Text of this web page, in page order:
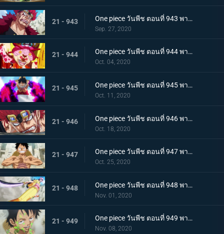
21 - 943 One piece วันพีช ตอนที่ 943 พากย์ไทย การตัดสินใจของลูฟี่ ทลายการแข่งซูโม่นรก!
Sep. 27, 2020
21 - 944 One piece วันพีช ตอนที่ 944 พากย์ไทย การมาของพายุ! บิ๊กมัมอาละวาด!
Oct. 04, 2020
21 - 945 One piece วันพีช ตอนที่ 945 พากย์ไทย ความแค้นถั่วแดงต้ม ลูฟี่เข้าตาจน
Oct. 11, 2020
21 - 946 One piece วันพีช ตอนที่ 946 พากย์ไทย หยุดยั้งสี่จักรพรรดิ! แผนการลับของควีน
Oct. 18, 2020
21 - 947 One piece วันพีช ตอนที่ 947 พากย์ไทย อาวุธทรงอานุภาพ! กระสุนโรคระบาดที่เล็งไปที่ลูฟี่
Oct. 25, 2020
21 - 948 One piece วันพีช ตอนที่ 948 พากย์ไทย เปิดฉากโต้กลับ! ลูฟี่และเหล่าซามูไรฝักดาบแดง!
Nov. 01, 2020
21 - 949 One piece วันพีช ตอนที่ 949 พากย์ไทย มาเพื่อชนะ! เสียงร้องที่สิ้นหวังของลูฟี่
Nov. 08, 2020